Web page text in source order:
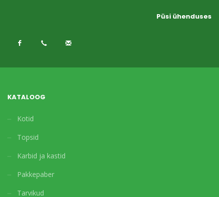
Püsi ühenduses
KATALOOG
Kotid
Topsid
Karbid ja kastid
Pakkepaber
Tarvikud